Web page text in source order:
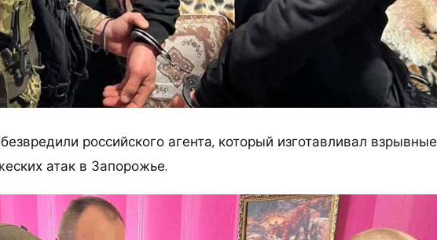
российского агента, который изготавливал взрывные
атак в Запорожье.